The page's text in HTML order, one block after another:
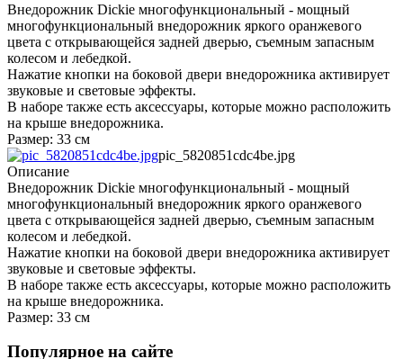
Внедорожник Dickie многофункциональный - мощный
многофункциональный внедорожник яркого оранжевого
цвета с открывающейся задней дверью, съемным запасным
колесом и лебедкой.
Нажатие кнопки на боковой двери внедорожника активирует
звуковые и световые эффекты.
В наборе также есть аксессуары, которые можно расположить
на крыше внедорожника.
Размер: 33 см
pic_5820851cdc4be.jpg
Описание
Внедорожник Dickie многофункциональный - мощный
многофункциональный внедорожник яркого оранжевого
цвета с открывающейся задней дверью, съемным запасным
колесом и лебедкой.
Нажатие кнопки на боковой двери внедорожника активирует
звуковые и световые эффекты.
В наборе также есть аксессуары, которые можно расположить
на крыше внедорожника.
Размер: 33 см
Популярное на сайте